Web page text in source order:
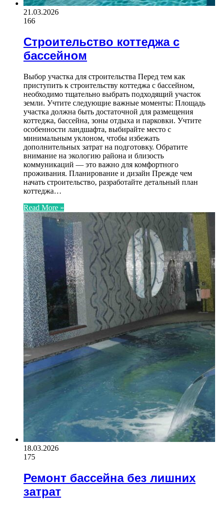
21.03.2026
166
Строительство коттеджа с
бассейном
Выбор участка для строительства Перед тем как
приступить к строительству коттеджа с бассейном,
необходимо тщательно выбрать подходящий участок
земли. Учтите следующие важные моменты: Площадь
участка должна быть достаточной для размещения
коттеджа, бассейна, зоны отдыха и парковки. Учтите
особенности ландшафта, выбирайте место с
минимальным уклоном, чтобы избежать
дополнительных затрат на подготовку. Обратите
внимание на экологию района и близость
коммуникаций — это важно для комфортного
проживания. Планирование и дизайн Прежде чем
начать строительство, разработайте детальный план
коттеджа…
Read More »
18.03.2026
175
Ремонт бассейна без лишних
затрат